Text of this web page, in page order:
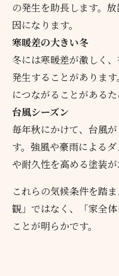
の発生を助長します。
因になります。
寒暖差の大きい冬
冬には寒暖差が激しく
発生することがありま
につながることがあるた
台風シーズン
毎年秋にかけて、台風
す。強風や豪雨による
や耐久性を高める塗装が
これらの気候条件を踏
観」ではなく、「家全
ことが明らかです。